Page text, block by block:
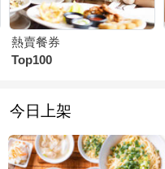
熱賣餐券
Top100
今日上架